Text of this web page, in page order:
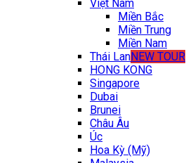
Việt Nam
Miền Bắc
Miền Trung
Miền Nam
Thái LanNEW TOUR
HONG KONG
Singapore
Dubai
Brunei
Châu Âu
Úc
Hoa Kỳ (Mỹ)